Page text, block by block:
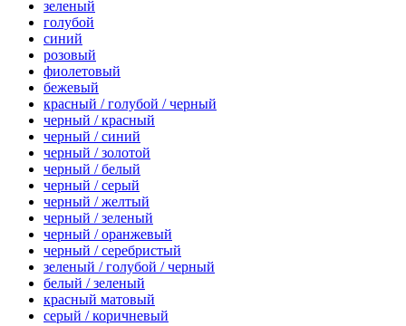
зеленый
голубой
синий
розовый
фиолетовый
бежевый
красный / голубой / черный
черный / красный
черный / синий
черный / золотой
черный / белый
черный / серый
черный / желтый
черный / зеленый
черный / оранжевый
черный / серебристый
зеленый / голубой / черный
белый / зеленый
красный матовый
серый / коричневый